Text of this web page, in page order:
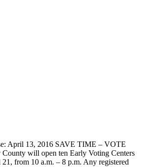
April 13, 2016 SAVE TIME – VOTE
will open ten Early Voting Centers
from 10 a.m. – 8 p.m. Any registered